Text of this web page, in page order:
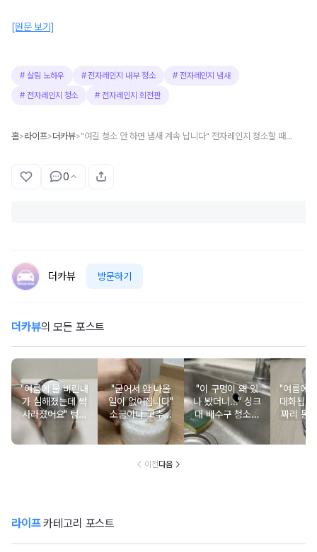
[원문 보기]
# 살림 노하우 #전자레인지 내부 청소 # 전자레인지 냄새
# 전자레인지 청소 #전자레인지 회전판
홈>라이프>더카뷰> "여길 청소 안 하면 냄새 계속 납니다" 전자레인지 청소할 때 자주 빠트리는 부위는 '이곳' 입니다
0
더카뷰 방문하기
더카뷰의 모든 포스트
"여름에 물 비린내
가 심해졌는데 싹
사라졌어요" 텀블
러 설거지 할 때
한 숟가락 넣고 흔
"굳어서 안 나올
일이 없어집니다"
소금이나 고추가
루 담아둔 조미료
통에 이쑤시개를
"이 구멍이 왜 있
나 봤더니..." 싱크
대 배수구 청소해
도 냄새난다면 물
넘침 방지 구멍을
"여름에
대화됩
짜리 동
서 운동
넣어
이전다음
라이프카테고리 포스트